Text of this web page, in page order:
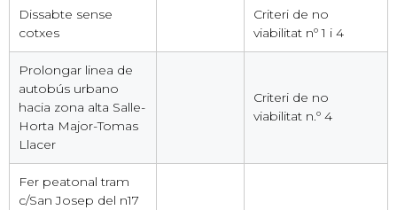
Dissabte sense
cotxes
Criteri de no
viabilitat nº 1 i 4
Prolongar linea de
autobús urbano
hacia zona alta Salle-
Horta Major-Tomas
Llacer
Criteri de no
viabilitat n.º 4
Fer peatonal tram
c/San Josep del n17